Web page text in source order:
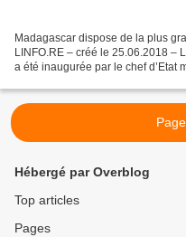
Madagascar dispose de la plus
LINFO.RE – créé le 25.06.2018 –
a été inaugurée par le chef d’Etat
Hébergé par Overblog
Top articles
Pages